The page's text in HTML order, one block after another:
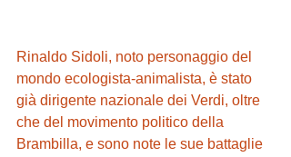
Rinaldo Sidoli, noto personaggio del
mondo ecologista-animalista, è stato
già dirigente nazionale dei Verdi, oltre
che del movimento politico della
Brambilla, e sono note le sue battaglie